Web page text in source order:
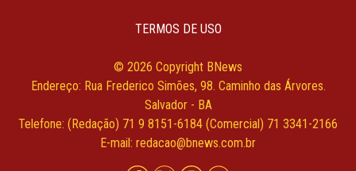
TERMOS DE USO
© 2026 Copyright BNews
Endereço: Rua Frederico Simões, 98. Caminho das Árvores.
Salvador - BA
Telefone: (Redação) 71 9 8151-6184 (Comercial) 71 3341-2166
E-mail: redacao@bnews.com.br